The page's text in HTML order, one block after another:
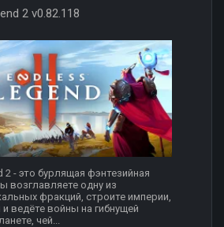
2 v0.82.118
2 - это бурлящая фэнтезийная
возглавляете одну из
фракций, строите империи,
и ведёте войны на гибнущей
чей...